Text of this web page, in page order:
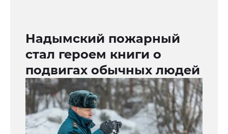
Надымский пожарный
стал героем книги о
подвигах обычных людей